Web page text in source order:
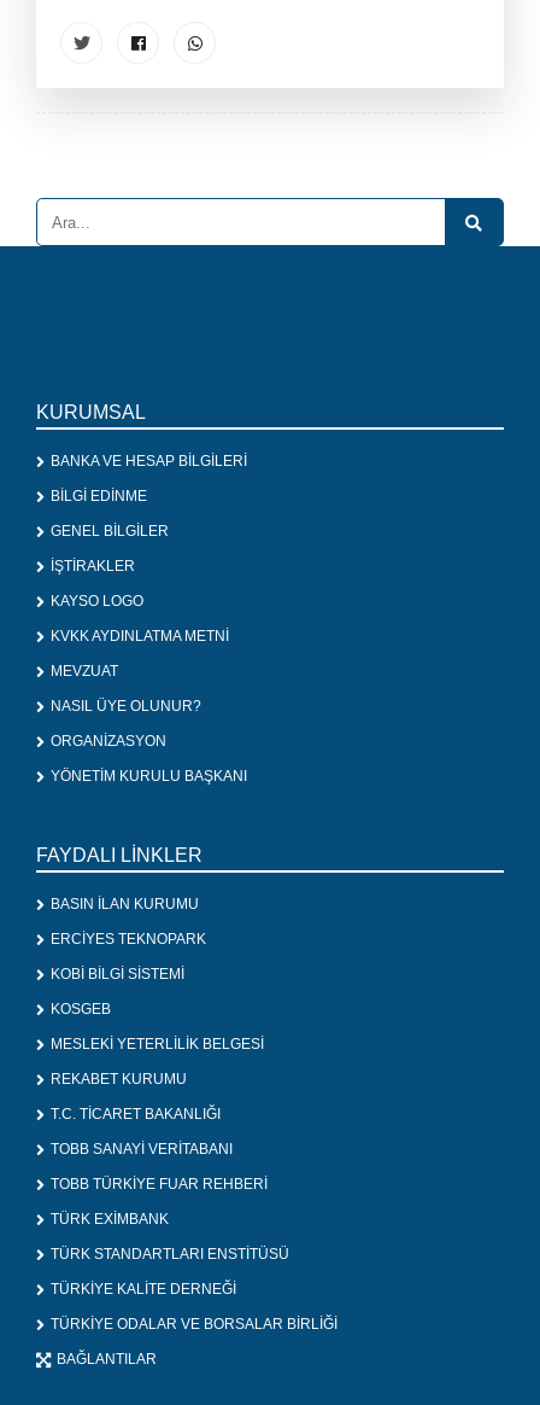
KURUMSAL
BANKA VE HESAP BİLGİLERİ
BİLGİ EDİNME
GENEL BİLGİLER
İŞTİRAKLER
KAYSO LOGO
KVKK AYDINLATMA METNİ
MEVZUAT
NASIL ÜYE OLUNUR?
ORGANİZASYON
YÖNETİM KURULU BAŞKANI
FAYDALI LİNKLER
BASIN İLAN KURUMU
ERCİYES TEKNOPARK
KOBİ BİLGİ SİSTEMİ
KOSGEB
MESLEKİ YETERLİLİK BELGESİ
REKABET KURUMU
T.C. TİCARET BAKANLIĞI
TOBB SANAYİ VERİTABANI
TOBB TÜRKİYE FUAR REHBERİ
TÜRK EXİMBANK
TÜRK STANDARTLARI ENSTİTÜSÜ
TÜRKİYE KALİTE DERNEĞİ
TÜRKİYE ODALAR VE BORSALAR BİRLİĞİ
BAĞLANTILAR